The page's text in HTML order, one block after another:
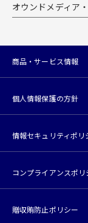
オウンドメディア
商品・サービス情報
個人情報保護の方針
情報セキュリティポリ
コンプライアンスポリ
贈収賄防止ポリシー